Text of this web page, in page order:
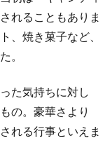
れることもありま
、焼き菓子など、
。
た気持ちに対し
の。豪華さより
れる行事といえま